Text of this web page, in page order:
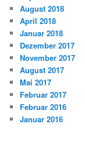
August 2018
April 2018
Januar 2018
Dezember 2017
November 2017
August 2017
Mai 2017
Februar 2017
Februar 2016
Januar 2016